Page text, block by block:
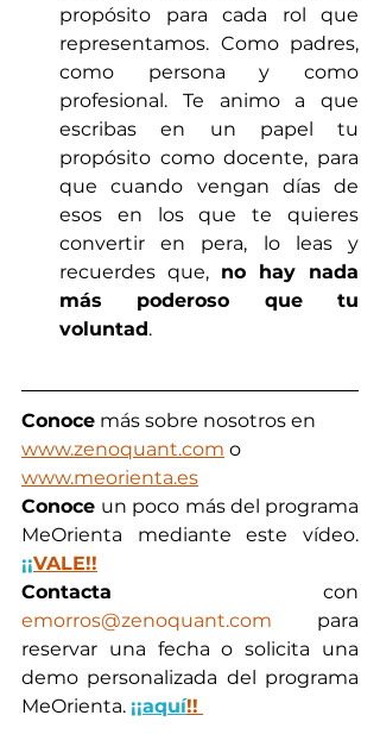
propósito para cada rol que
representamos. Como padres,
como persona y como
profesional. Te animo a que
escribas en un papel tu
propósito como docente, para
que cuando vengan días de
esos en los que te quieres
convertir en pera, lo leas y
recuerdes que, no hay nada
más poderoso que tu
voluntad.
Conoce más sobre nosotros en
www.zenoquant.com o
www.meorienta.es
Conoce un poco más del programa
¡¡VALE!!
Contacta
emorros@zenoquant.com para
reservar una fecha o solicita una
demo personalizada del programa
MeOrienta. ¡¡aquí!!